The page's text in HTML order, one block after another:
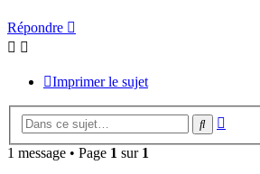
Répondre
Imprimer le sujet
Rechercher
1 message • Page 1 sur 1